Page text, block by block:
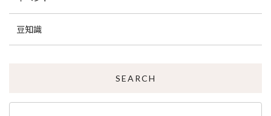
豆知識
SEARCH